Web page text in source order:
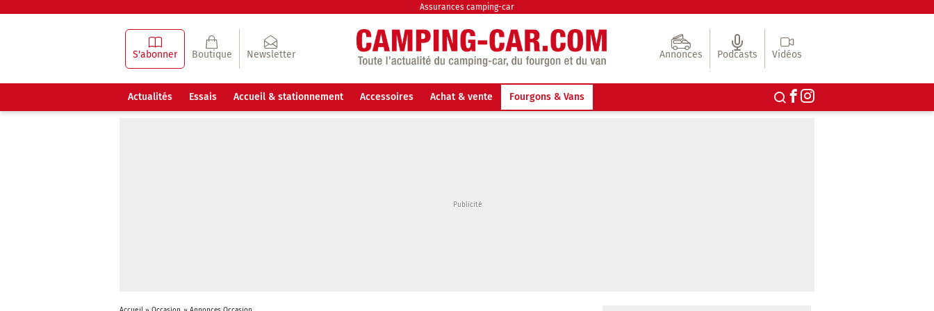
Assurances camping-car
S'abonner Boutique Newsletter Annonces Podcasts Vidéos
Actualités Essais Accueil & stationnement Accessoires Achat & vente Fourgons & Vans